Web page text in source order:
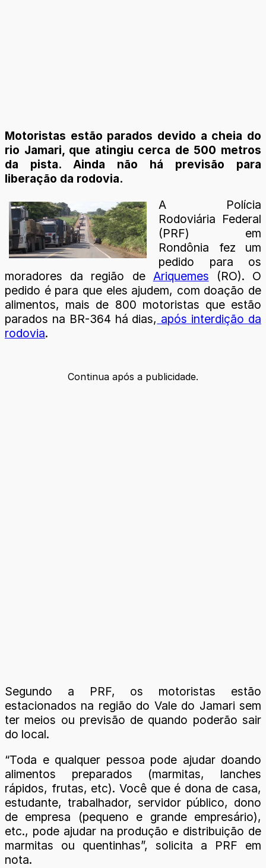
Motoristas estão parados devido a cheia do
rio Jamari, que atingiu cerca de 500 metros
da pista. Ainda não há previsão para
liberação da rodovia.
A Polícia
Rodoviária Federal
(PRF) em
Rondônia fez um
pedido para os
moradores da região de Ariquemes (RO). O
pedido é para que eles ajudem, com doação de
alimentos, mais de 800 motoristas que estão
parados na BR-364 há dias, após interdição da
rodovia.
Continua após a publicidade.
Segundo a PRF, os motoristas estão
estacionados na região do Vale do Jamari sem
ter meios ou previsão de quando poderão sair
do local.
“Toda e qualquer pessoa pode ajudar doando
alimentos preparados (marmitas, lanches
rápidos, frutas, etc). Você que é dona de casa,
estudante, trabalhador, servidor público, dono
de empresa (pequeno e grande empresário),
etc., pode ajudar na produção e distribuição de
marmitas ou quentinhas”, solicita a PRF em
nota.